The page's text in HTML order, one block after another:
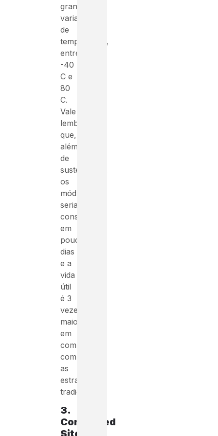
grandes
variações
de
temperatura,
entre
-40
C e
80
C.
Vale
lembrar
que,
além
de
sustentáveis,
os
módulos
seriam
construídos
em
poucos
dias
e a
vida
útil
é 3
vezes
maior
em
comparação
com
as
estradas
tradicionais.
3.
Connected